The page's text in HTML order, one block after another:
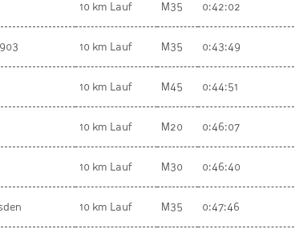
10 km Lauf M35 0:42:02
10 km Lauf M35 0:43:49
10 km Lauf M45 0:44:51
10 km Lauf M20 0:46:07
10 km Lauf M30 0:46:40
10 km Lauf M35 0:47:46